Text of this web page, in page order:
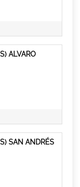
ALVARO
SAN ANDRÉS